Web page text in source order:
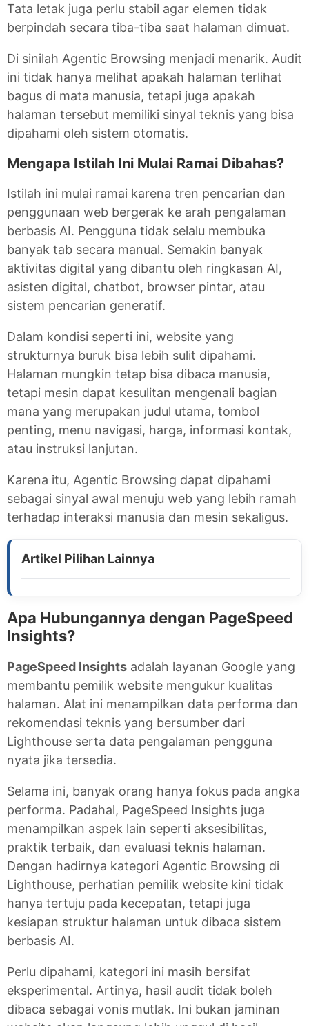
Tata letak juga perlu stabil agar elemen tidak
berpindah secara tiba-tiba saat halaman dimuat.
Di sinilah Agentic Browsing menjadi menarik. Audit
ini tidak hanya melihat apakah halaman terlihat
bagus di mata manusia, tetapi juga apakah
halaman tersebut memiliki sinyal teknis yang bisa
dipahami oleh sistem otomatis.
Mengapa Istilah Ini Mulai Ramai Dibahas?
Istilah ini mulai ramai karena tren pencarian dan
penggunaan web bergerak ke arah pengalaman
berbasis AI. Pengguna tidak selalu membuka
banyak tab secara manual. Semakin banyak
aktivitas digital yang dibantu oleh ringkasan AI,
asisten digital, chatbot, browser pintar, atau
sistem pencarian generatif.
Dalam kondisi seperti ini, website yang
strukturnya buruk bisa lebih sulit dipahami.
Halaman mungkin tetap bisa dibaca manusia,
tetapi mesin dapat kesulitan mengenali bagian
mana yang merupakan judul utama, tombol
penting, menu navigasi, harga, informasi kontak,
atau instruksi lanjutan.
Karena itu, Agentic Browsing dapat dipahami
sebagai sinyal awal menuju web yang lebih ramah
terhadap interaksi manusia dan mesin sekaligus.
Apa Hubungannya dengan PageSpeed
Insights?
PageSpeed Insights adalah layanan Google yang
membantu pemilik website mengukur kualitas
halaman. Alat ini menampilkan data performa dan
rekomendasi teknis yang bersumber dari
Lighthouse serta data pengalaman pengguna
nyata jika tersedia.
Selama ini, banyak orang hanya fokus pada angka
performa. Padahal, PageSpeed Insights juga
menampilkan aspek lain seperti aksesibilitas,
praktik terbaik, dan evaluasi teknis halaman.
Dengan hadirnya kategori Agentic Browsing di
Lighthouse, perhatian pemilik website kini tidak
hanya tertuju pada kecepatan, tetapi juga
kesiapan struktur halaman untuk dibaca sistem
berbasis AI.
Perlu dipahami, kategori ini masih bersifat
eksperimental. Artinya, hasil audit tidak boleh
dibaca sebagai vonis mutlak. Ini bukan jaminan